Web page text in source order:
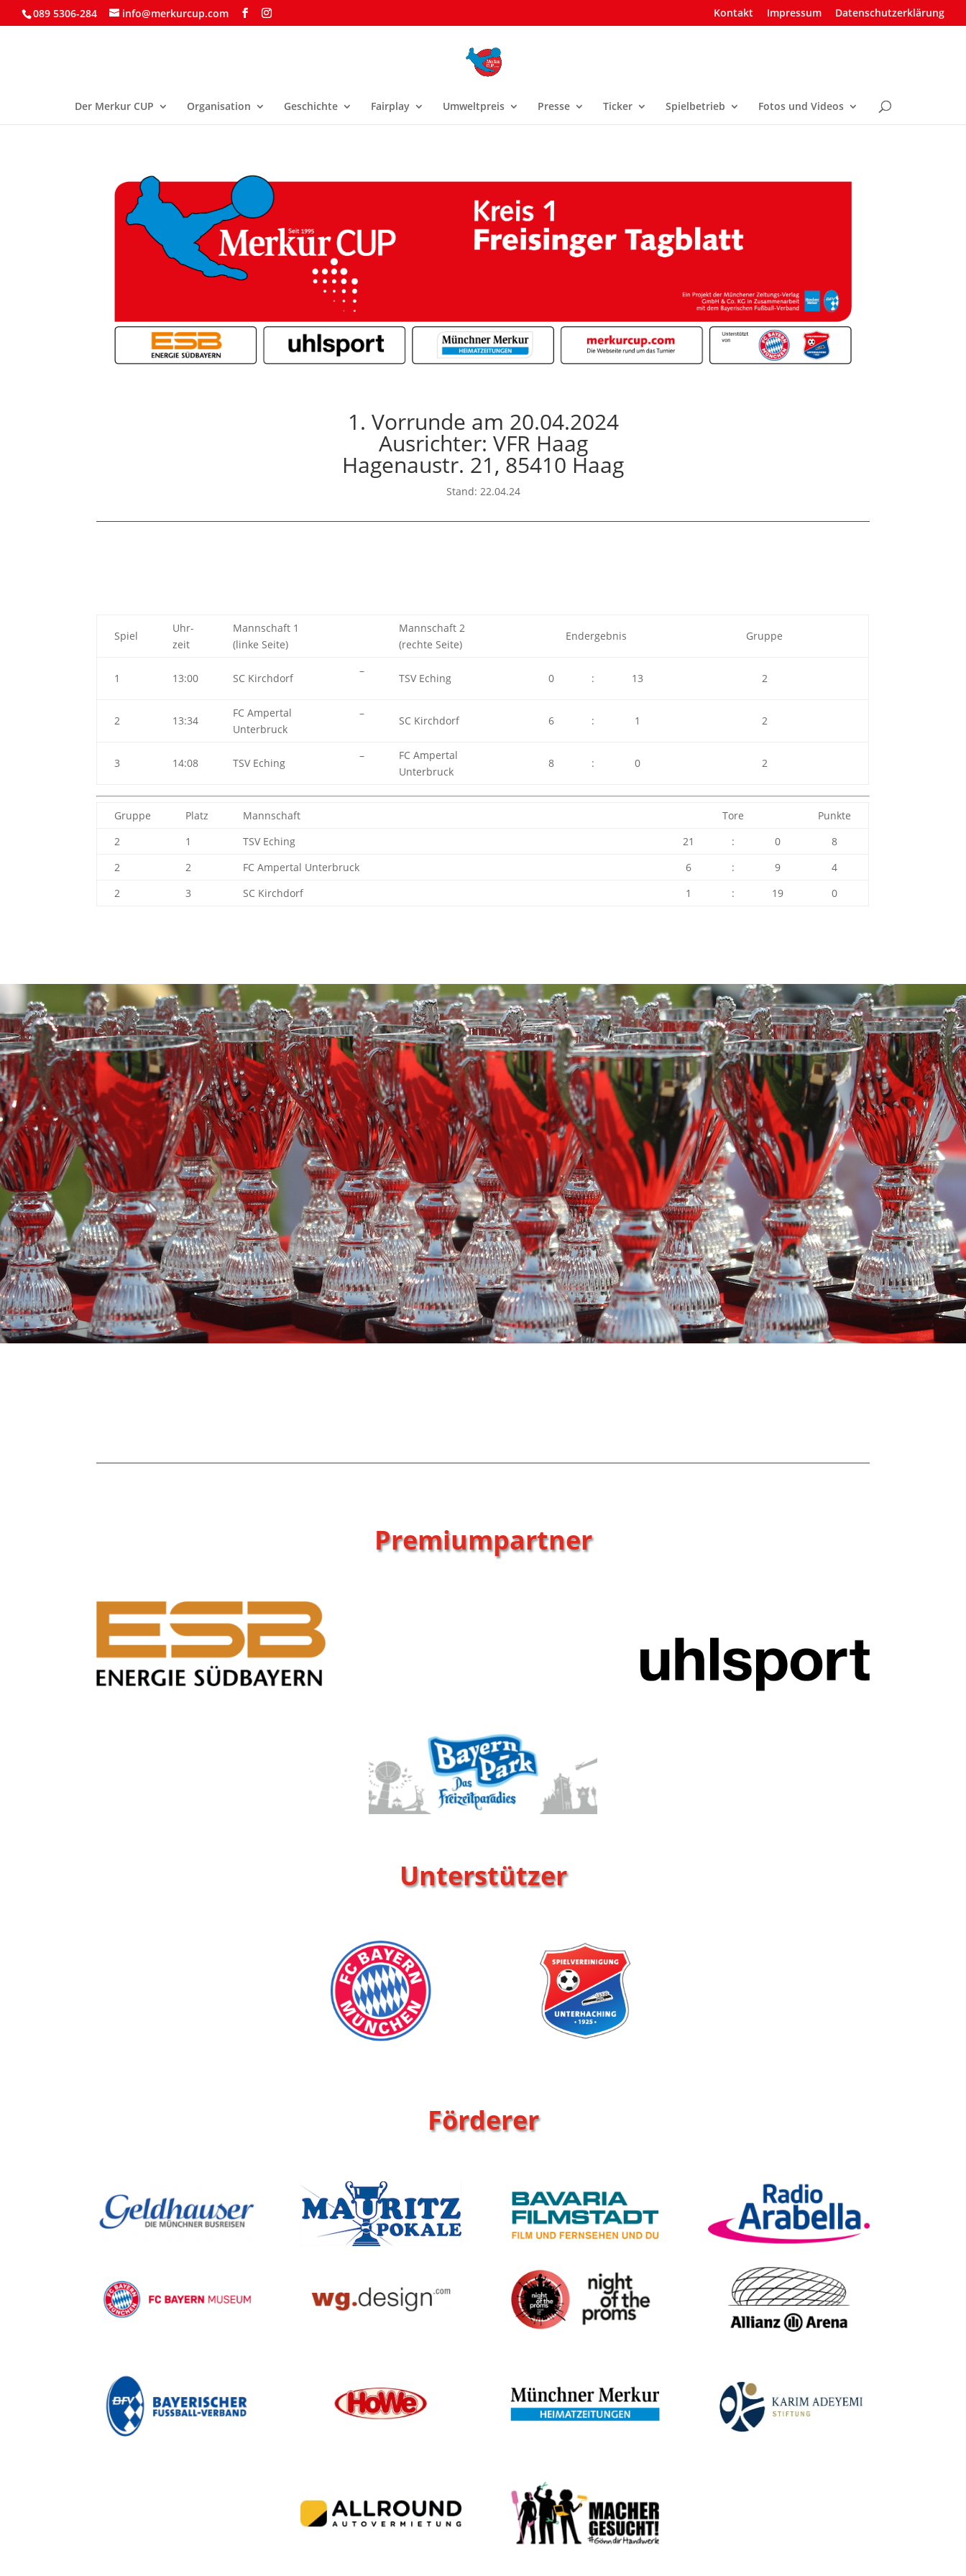
089 5306-284 info@merkurcup.com Kontakt Impressum Datenschutzerklärung
Der Merkur CUP Organisation Geschichte Fairplay Umweltpreis Presse Ticker Spielbetrieb Fotos und Videos
1. Vorrunde am 20.04.2024
Ausrichter: VFR Haag
Hagenaustr. 21, 85410 Haag
Stand: 22.04.24
Spiel
Uhr-
zeit
Mannschaft 1
(linke Seite)
Mannschaft 2
(rechte Seite)
Endergebnis Gruppe
1 13:00 SC Kirchdorf
–
TSV Eching 0 : 13 2
2 13:34
FC Ampertal
Unterbruck
–
SC Kirchdorf 6 : 1 2
3 14:08 TSV Eching
–
FC Ampertal
Unterbruck
8 : 0 2
Gruppe Platz Mannschaft Tore
Punkte
2
1 TSV Eching 21 : 0
8
2
2 FC Ampertal Unterbruck 6 : 9
4
2
3 SC Kirchdorf 1 : 19 0
Premiumpartner
Unterstützer
Förderer